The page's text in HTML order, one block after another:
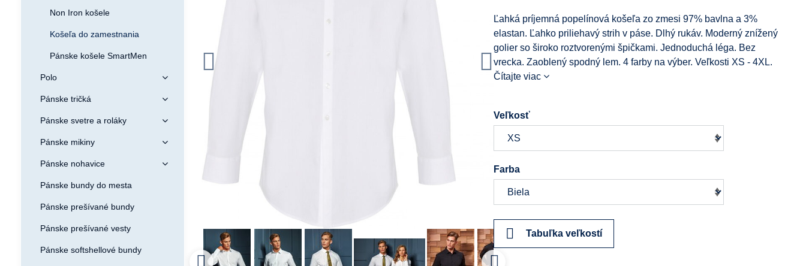
Ľahká príjemná popelínová košeľa zo zmesi 97% bavlna a 3%
elastan. Ľahko priliehavý strih v páse. Dlhý rukáv. Moderný znížený
golier so široko roztvorenými špičkami. Jednoduchá léga. Bez
vrecka. Zaoblený spodný lem. 4 farby na výber. Veľkosti XS - 4XL.
Čítajte viac
Veľkosť
Farba
Tabuľka veľkostí
Non Iron košele
Košeľa do zamestnania
Pánske košele SmartMen
Polo
Pánske tričká
Pánske svetre a roláky
Pánske mikiny
Pánske nohavice
Pánske bundy do mesta
Pánske prešívané bundy
Pánske prešívané vesty
Pánske softshellové bundy